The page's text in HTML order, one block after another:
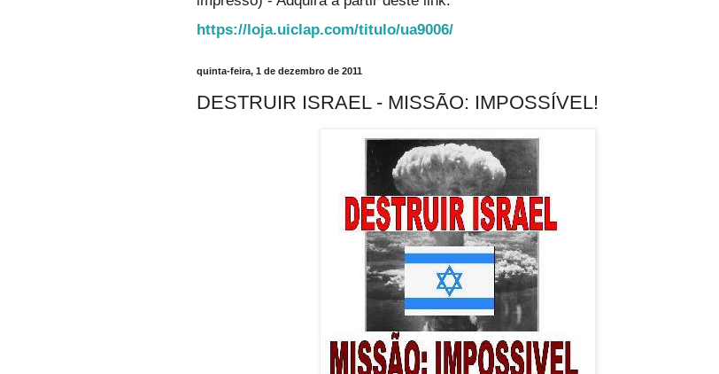
https://loja.uiclap.com/titulo/ua9006/
quinta-feira, 1 de dezembro de 2011
DESTRUIR ISRAEL - MISSÃO: IMPOSSÍVEL!